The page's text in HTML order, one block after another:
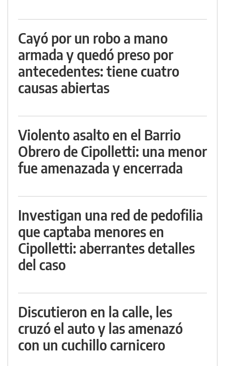
Cayó por un robo a mano
armada y quedó preso por
antecedentes: tiene cuatro
causas abiertas
Violento asalto en el Barrio
Obrero de Cipolletti: una menor
fue amenazada y encerrada
Investigan una red de pedofilia
que captaba menores en
Cipolletti: aberrantes detalles
del caso
Discutieron en la calle, les
cruzó el auto y las amenazó
con un cuchillo carnicero